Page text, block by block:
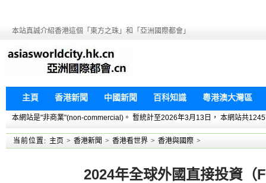
本站真誠介紹香港這個「東方之珠」和「亞洲國際都會」
主頁 香港新聞 中國新聞 百科知識 粵港澳大灣區
本網站是"非商業"(non-commercial)。 暫統計至2026年3月13日， 本網站共
当前位置: 主页 > 香港新聞 > 香港看世界 > 香港與國際 >
2024年全球外國直接投資（